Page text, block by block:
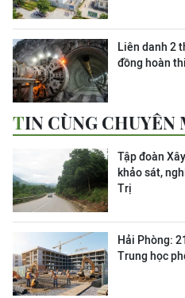
Liên danh 2
đồng hoàn
TIN CÙNG CHUYÊN
Tập đoàn
khảo sát,
Trị
Hải Phòng:
Trung học